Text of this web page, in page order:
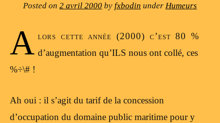
Posted on 2 avril 2000 by fxbodin under Humeurs
A lors cette année (2000) c’est 80 %
d’augmentation qu’ILS nous ont collé, ces
%÷\# !
Ah oui : il s’agit du tarif de la concession
d’occupation du domaine public maritime pour y